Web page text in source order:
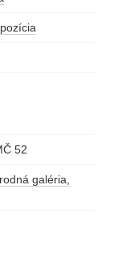
52
galéria,